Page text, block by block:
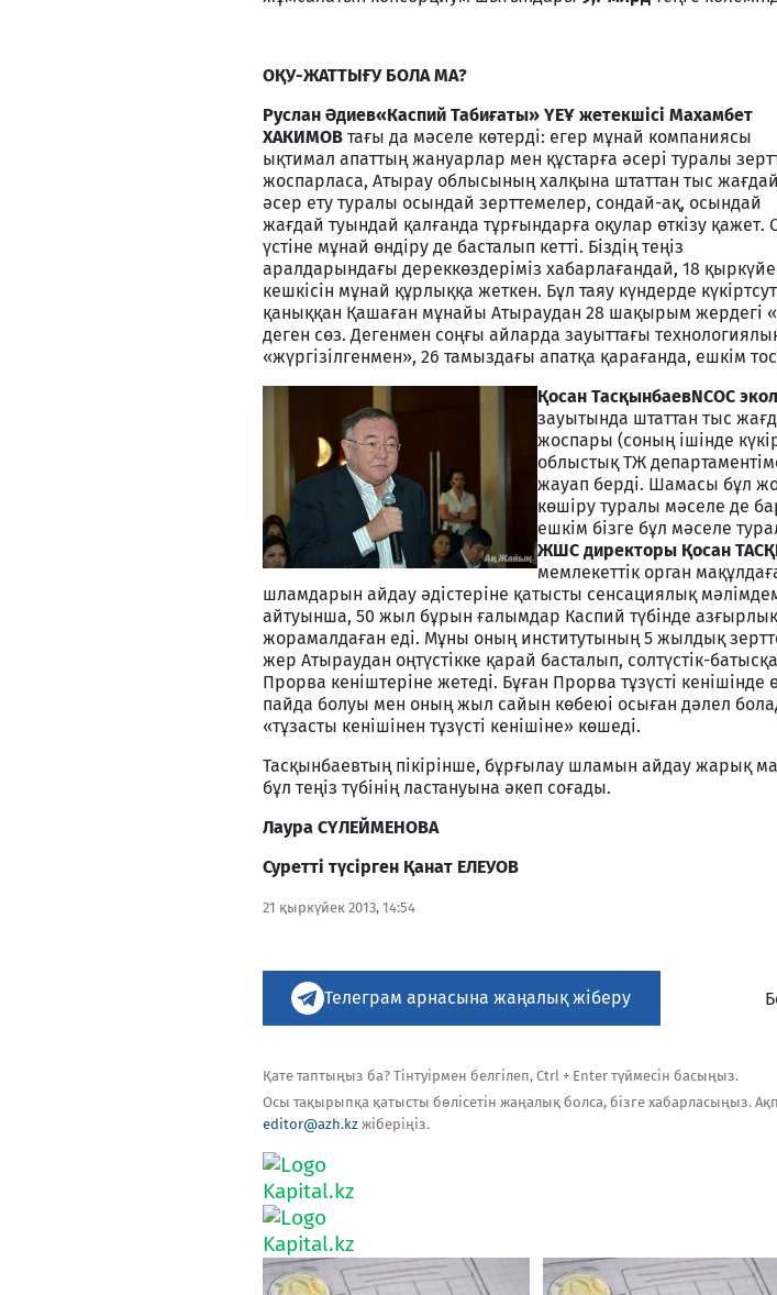
ОҚУ-ЖАТТЫҒУ БОЛА МА?
Руслан Әдиев«Каспий Табиғаты» ҮЕҰ жетекшісі Махамбет
ХАКИМОВ тағы да мәселе көтерді: егер мұнай компаниясы
ықтимал апаттың жануарлар мен құстарға әсері туралы
жоспарласа, Атырау облысының халқына штаттан тыс
әсер ету туралы осындай зерттемелер, сондай-ақ, осындай
жағдай туындай қалғанда тұрғындарға оқулар өткізу қажет.
үстіне мұнай өндіру де басталып кетті. Біздің теңіз
аралдарындағы дереккөздеріміз хабарлағандай, 18
кешкісін мұнай құрлыққа жеткен. Бұл таяу күндерде
қаныққан Қашаған мұнайы Атыраудан 28 шақырым жердегі
деген сөз. Дегенмен соңғы айларда зауыттағы
«жүргізілгенмен», 26 тамыздағы апатқа қарағанда, ешкім
Қосан ТасқынбаевNCOC
зауытында штаттан тыс
жоспары (соның ішінде
облыстық ТЖ
жауап берді. Шамасы бұл
көшіру туралы мәселе де
ешкім бізге бұл мәселе
ЖШС директоры Қосан
мемлекеттік орган
шламдарын айдау әдістеріне қатысты сенсациялық
айтуынша, 50 жыл бұрын ғалымдар Каспий түбінде
жорамалдаған еді. Мұны оның институтының 5 жылдық
жер Атыраудан оңтүстікке қарай басталып, солтүстік-
Прорва кеніштеріне жетеді. Бұған Прорва тұзүсті кенішінде
пайда болуы мен оның жыл сайын көбеюі осыған дәлел
«тұзасты кенішінен тұзүсті кенішіне» көшеді.
Тасқынбаевтың пікірінше, бұрғылау шламын айдау жарық
бұл теңіз түбінің ластануына әкеп соғады.
Лаура СҮЛЕЙМЕНОВА
Суретті түсірген Қанат ЕЛЕУОВ
21 қыркүйек 2013, 14:54
Телеграм арнасына жаңалық жіберу
Қате таптыңыз ба? Тінтуірмен белгілеп, Ctrl + Enter түймесін басыңыз.
Осы тақырыпқа қатысты бөлісетін жаңалық болса, бізге хабарласыңыз.
editor@azh.kz жіберіңіз.